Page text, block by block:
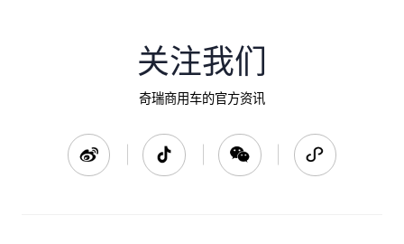
关注我们
奇瑞商用车的官方资讯